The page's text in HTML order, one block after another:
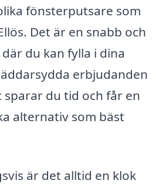
fönsterputsare som
Det är en snabb och
du kan fylla i dina
erbjudanden
sparar du tid och får en
alternativ som bäst
är det alltid en klok